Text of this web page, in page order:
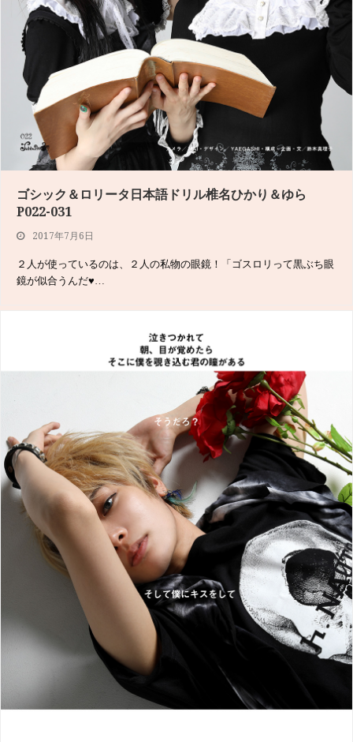
ゴシック＆ロリータ日本語ドリル椎名ひかり＆ゆら
P022-031
2017年7月6日
２人が使っているのは、２人の私物の眼鏡！「ゴスロリって黒ぶち眼
鏡が似合うんだ♥︎…